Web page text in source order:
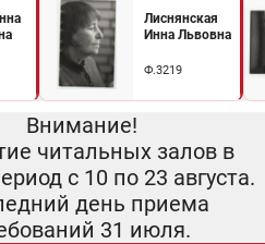
Лиснянская
Инна Львовна
Ф.3219
Внимание!
читальных залов в
с 10 по 23 августа.
день приема
31 июля.